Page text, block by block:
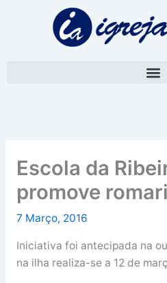
Escola da
promove
7 Março, 2016
Iniciativa foi antecipada na
na ilha realiza-se a 12 de